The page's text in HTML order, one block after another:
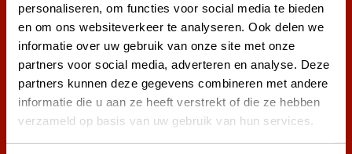
personaliseren, om functies voor social media te bieden
en om ons websiteverkeer te analyseren. Ook delen we
informatie over uw gebruik van onze site met onze
partners voor social media, adverteren en analyse. Deze
partners kunnen deze gegevens combineren met andere
informatie die u aan ze heeft verstrekt of die ze hebben
verzameld op basis van uw gebruik van hun services.
Mehr als 38.000 Kunden haben sich bereits
angemeldet.
Melde dich für den Newsletter an und verpasse nie wieder
die besten Golfangebote!